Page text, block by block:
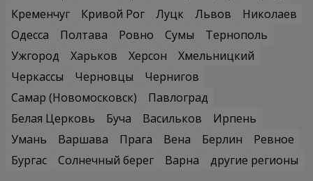
Кременчуг
Кривой Рог Луцк Львов
Николаев
Одесса
Полтава Ровно Сумы
Тернополь
Ужгород
Харьков Херсон
Хмельницкий
Черкассы
Черновцы
Чернигов
Самар (Новомосковск)
Павлоград
Белая Церковь
Буча Васильков
Ирпень
Умань
Варшава Прага Вена Берлин
Ревное
Бургас
Солнечный берег Варна
другие регионы